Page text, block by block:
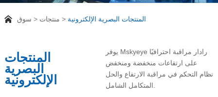
سوق منتجات المنتجات البصرية الإلكترونية
المنتجات
البصرية
الإلكترونية
يوفر Mskyeye رادار مراقبة احترافيًا
على ارتفاعات منخفضة ومنخفض
نظام التحكم في مراقبة الارتفاع والحل
المتكامل الشامل.